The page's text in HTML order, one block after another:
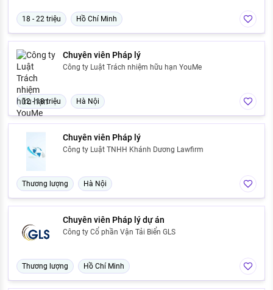
18 - 22 triệu Hồ Chí Minh
Chuyên viên Pháp lý
Công ty Luật Trách nhiệm hữu hạn YouMe
12 - 18 triệu Hà Nội
Chuyên viên Pháp lý
Công ty Luật TNHH Khánh Dương Lawfirm
Thương lượng Hà Nội
Chuyên viên Pháp lý dự án
Công ty Cổ phần Vận Tải Biển GLS
Thương lượng Hồ Chí Minh